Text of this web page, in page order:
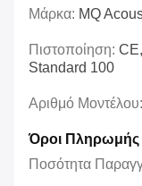
Μάρκα: MQ
Πιστοποίηση:
Standard 100
Αριθμό Μοντέλου:
Όροι Πληρωμής
Ποσότητα